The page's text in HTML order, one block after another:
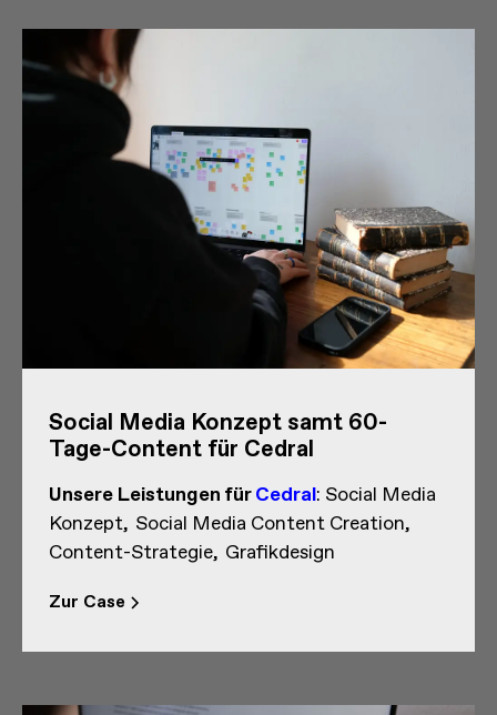
Social Media Konzept samt 60-
Tage-Content für Cedral
Unsere Leistungen fürCedral: Social Media
Konzept Social Media Content Creation
Content-Strategie Grafikdesign
Zur Case